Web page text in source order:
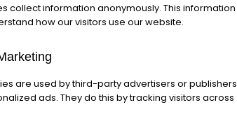
1925
collect information anonymously. This information
how our visitors use our website.
are used by third-party advertisers or publishers
ads. They do this by tracking visitors across